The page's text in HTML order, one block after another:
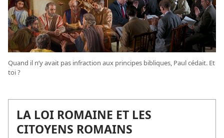
Quand il n’y avait pas infraction aux principes bibliques, Paul cédait. Et
toi ?
LA LOI ROMAINE ET LES
CITOYENS ROMAINS